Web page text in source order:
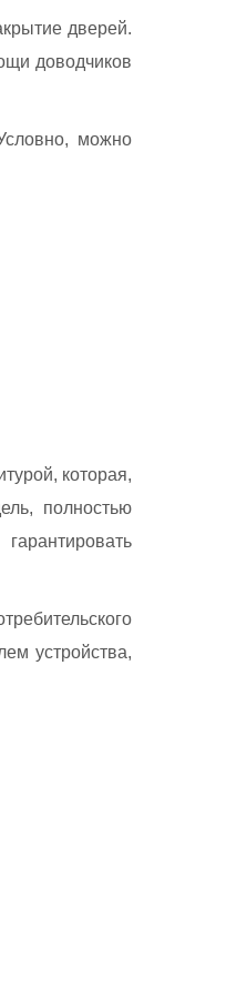
дверей.
доводчиков
можно
которая,
полностью
устройства,